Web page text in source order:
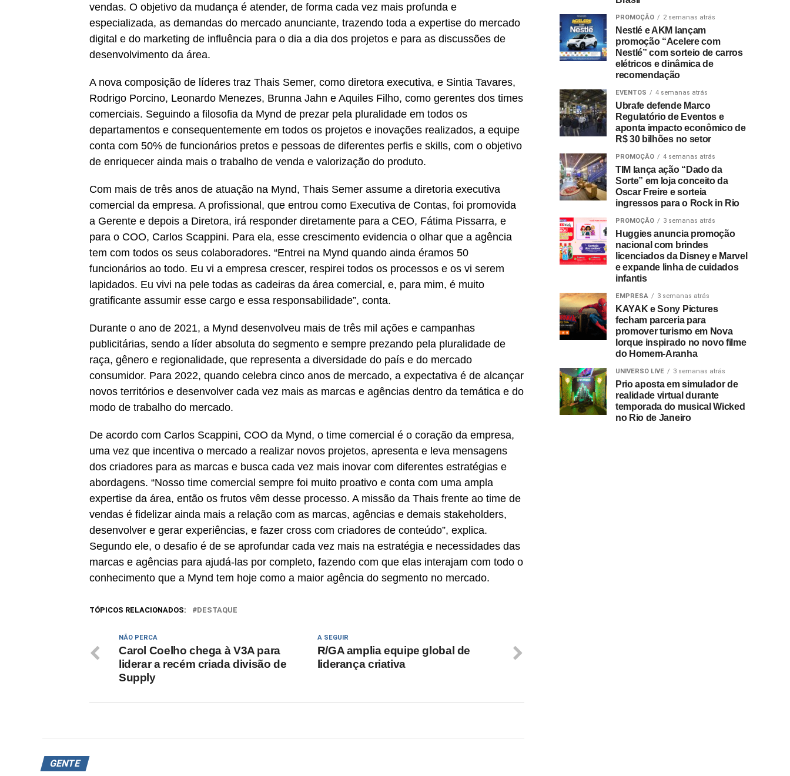
vendas. O objetivo da mudança é atender, de forma cada vez mais profunda e
especializada, as demandas do mercado anunciante, trazendo toda a expertise do mercado
digital e do marketing de influência para o dia a dia dos projetos e para as discussões de
desenvolvimento da área.
A nova composição de líderes traz Thais Semer, como diretora executiva, e Sintia Tavares,
Rodrigo Porcino, Leonardo Menezes, Brunna Jahn e Aquiles Filho, como gerentes dos times
comerciais. Seguindo a filosofia da Mynd de prezar pela pluralidade em todos os
departamentos e consequentemente em todos os projetos e inovações realizados, a equipe
conta com 50% de funcionários pretos e pessoas de diferentes perfis e skills, com o objetivo
de enriquecer ainda mais o trabalho de venda e valorização do produto.
Com mais de três anos de atuação na Mynd, Thais Semer assume a diretoria executiva
comercial da empresa. A profissional, que entrou como Executiva de Contas, foi promovida
a Gerente e depois a Diretora, irá responder diretamente para a CEO, Fátima Pissarra, e
para o COO, Carlos Scappini. Para ela, esse crescimento evidencia o olhar que a agência
tem com todos os seus colaboradores. “Entrei na Mynd quando ainda éramos 50
funcionários ao todo. Eu vi a empresa crescer, respirei todos os processos e os vi serem
lapidados. Eu vivi na pele todas as cadeiras da área comercial, e, para mim, é muito
gratificante assumir esse cargo e essa responsabilidade”, conta.
Durante o ano de 2021, a Mynd desenvolveu mais de três mil ações e campanhas
publicitárias, sendo a líder absoluta do segmento e sempre prezando pela pluralidade de
raça, gênero e regionalidade, que representa a diversidade do país e do mercado
consumidor. Para 2022, quando celebra cinco anos de mercado, a expectativa é de alcançar
novos territórios e desenvolver cada vez mais as marcas e agências dentro da temática e do
modo de trabalho do mercado.
De acordo com Carlos Scappini, COO da Mynd, o time comercial é o coração da empresa,
uma vez que incentiva o mercado a realizar novos projetos, apresenta e leva mensagens
dos criadores para as marcas e busca cada vez mais inovar com diferentes estratégias e
abordagens. “Nosso time comercial sempre foi muito proativo e conta com uma ampla
expertise da área, então os frutos vêm desse processo. A missão da Thais frente ao time de
vendas é fidelizar ainda mais a relação com as marcas, agências e demais stakeholders,
desenvolver e gerar experiências, e fazer cross com criadores de conteúdo”, explica.
Segundo ele, o desafio é de se aprofundar cada vez mais na estratégia e necessidades das
marcas e agências para ajudá-las por completo, fazendo com que elas interajam com todo o
conhecimento que a Mynd tem hoje como a maior agência do segmento no mercado.
TÓPICOS RELACIONADOS: DESTAQUE
A SEGUIR
R/GA amplia equipe global de
liderança criativa
NÃO PERCA
Carol Coelho chega à V3A para
liderar a recém criada divisão de
Supply
GENTE
PROMOÇÃO 2 semanas atrás
Nestlé e AKM lançam
promoção “Acelere com
Nestlé” com sorteio de carros
elétricos e dinâmica de
recomendação
EVENTOS 4 semanas atrás
Ubrafe defende Marco
Regulatório de Eventos e
aponta impacto econômico de
R$ 30 bilhões no setor
PROMOÇÃO 4 semanas atrás
TIM lança ação “Dado da
Sorte” em loja conceito da
Oscar Freire e sorteia
ingressos para o Rock in Rio
PROMOÇÃO 3 semanas atrás
Huggies anuncia promoção
nacional com brindes
licenciados da Disney e Marvel
e expande linha de cuidados
infantis
EMPRESA 3 semanas atrás
KAYAK e Sony Pictures
fecham parceria para
promover turismo em Nova
Iorque inspirado no novo filme
do Homem-Aranha
UNIVERSO LIVE 3 semanas atrás
Prio aposta em simulador de
realidade virtual durante
temporada do musical Wicked
no Rio de Janeiro